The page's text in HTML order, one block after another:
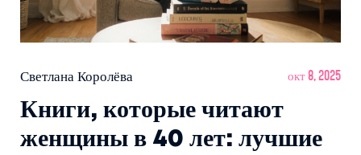
Светлана Королёва окт 8, 2025
Книги, которые читают
женщины в 40 лет: лучшие